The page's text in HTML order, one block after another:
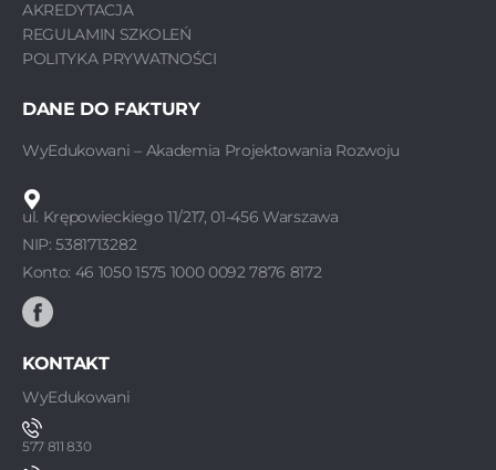
KONTAKT
WyEdukowani
577 811 830
DANE DO FAKTURY
WyEdukowani – Akademia Projektowania Rozwoju
ul. Krępowieckiego 11/217, 01-456 Warszawa
NIP: 5381713282
Konto: 46 1050 1575 1000 0092 7876 8172
AKREDYTACJA
REGULAMIN SZKOLEŃ
POLITYKA PRYWATNOŚCI